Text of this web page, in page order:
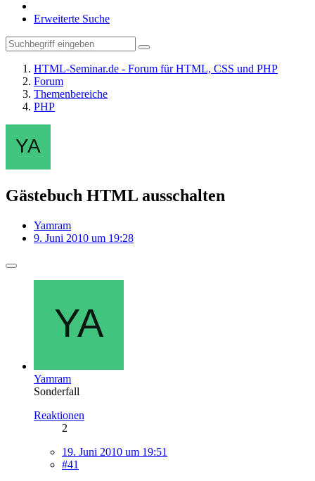
Erweiterte Suche
HTML-Seminar.de - Forum für HTML, CSS und PHP
Forum
Themenbereiche
PHP
Gästebuch HTML ausschalten
Yamram
9. Juni 2010 um 19:28
Yamram
Sonderfall
Reaktionen
2
19. Juni 2010 um 19:51
#41